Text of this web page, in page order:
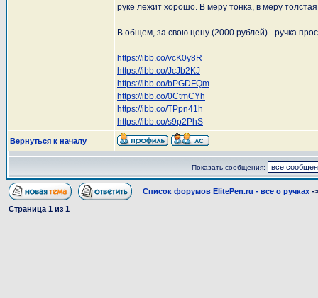
руке лежит хорошо. В меру тонка, в меру
В общем, за свою цену (2000 рублей) - ручка
https://ibb.co/vcK0y8R
https://ibb.co/JcJb2KJ
https://ibb.co/bPGDFQm
https://ibb.co/0CtmCYh
https://ibb.co/TPpn41h
https://ibb.co/s9p2PhS
Вернуться к началу
Показать сообщения:
Список форумов ElitePen.ru - все о ручках -
Страница 1 из 1